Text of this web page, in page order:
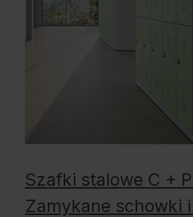
Szafki stalowe C +
Zamykane schowki